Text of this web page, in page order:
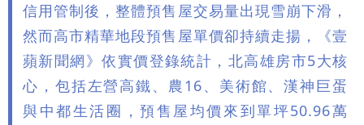
信用管制後，整體預售屋交易量出現雪崩下滑，
然而高市精華地段預售屋單價卻持續走揚，《壹
蘋新聞網》依實價登錄統計，北高雄房市5大核
心，包括左營高鐵、農16、美術館、漢神巨蛋
與中都生活圈，預售屋均價來到單坪50.96萬